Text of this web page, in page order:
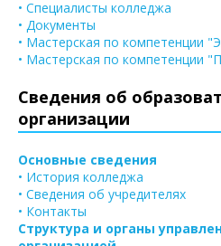
• Специалисты колледжа
• Документы
• Мастерская по компетенции
• Мастерская по компетенции
Сведения об
организации
Основные сведения
• История колледжа
• Сведения об учредителях
• Контакты
Структура и органы